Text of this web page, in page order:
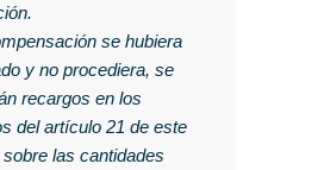
se hubiera
y no procediera, se
recargos en los
del artículo 21 de este
las cantidades